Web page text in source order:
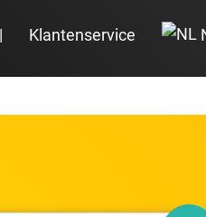
| Klantenservice